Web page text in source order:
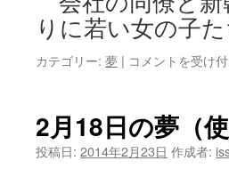
食
堂）
は
りに若い女の子
カテゴリー: 夢 | 2
の
夢
コメントを受け
2月18日の夢（
投稿日: 2014年2月23日 作成者: